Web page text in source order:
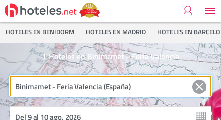
HOTELES EN BENIDORM HOTELES EN MADRID HOTELES EN
Hoteles en Binimamet - Feria Valencia
1